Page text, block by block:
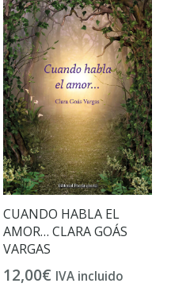
CUANDO HABLA EL
AMOR… CLARA GOÁS
VARGAS
12,00€ IVA incluido